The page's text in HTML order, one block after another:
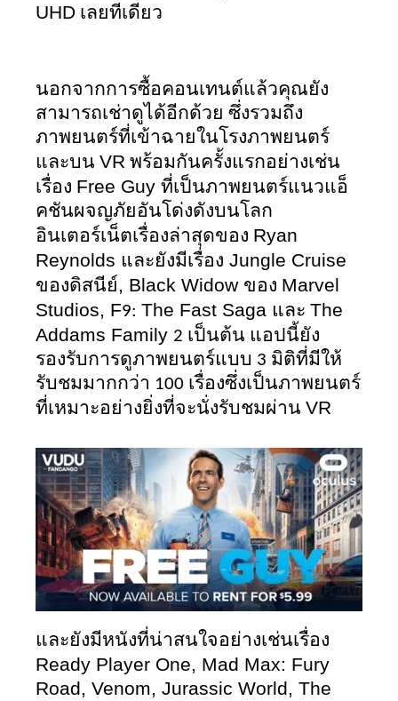
UHD เลยทีเดียว
นอกจากการซื้อคอนเทนต์แล้วคุณยัง
สามารถเช่าดูได้อีกด้วย ซึ่งรวมถึง
ภาพยนตร์ที่เข้าฉายในโรงภาพยนตร์
และบน VR พร้อมกันครั้งแรกอย่างเช่น
เรื่อง Free Guy ที่เป็นภาพยนตร์แนวแอ็
คชันผจญภัยอันโด่งดังบนโลก
อินเตอร์เน็ตเรื่องล่าสุดของ Ryan
Reynolds และยังมีเรื่อง
ของดิสนีย์, Black Widow ของ Marvel
Studios, F9: The Fast Saga และ The
Addams Family 2 เป็นต้น แอปนี้ยัง
รองรับการดูภาพยนตร์แบบ 3 มิติที่มีให้
รับชมมากกว่า 100 เรื่องซึ่งเป็นภาพยนตร์
ที่เหมาะอย่างยิ่งที่จะนั่งรับชมผ่าน VR
Ready Player One, Mad Max: Fury
Road, Venom, Jurassic World, The